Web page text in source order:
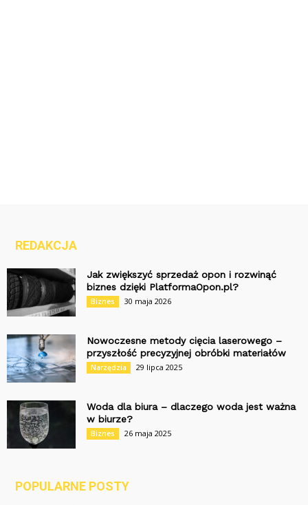
REDAKCJA
Jak zwiększyć sprzedaż opon i rozwinąć
biznes dzięki PlatformaOpon.pl?
Biznes 30 maja 2026
Nowoczesne metody cięcia laserowego –
przyszłość precyzyjnej obróbki materiałów
Narzędzia 29 lipca 2025
Woda dla biura – dlaczego woda jest ważna
w biurze?
Biznes 26 maja 2025
POPULARNE POSTY